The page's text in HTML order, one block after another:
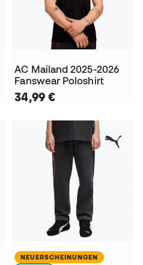
AC Mailand 2025-2026
Fanswear Poloshirt
34,99 €
NEUERSCHEINUNGEN